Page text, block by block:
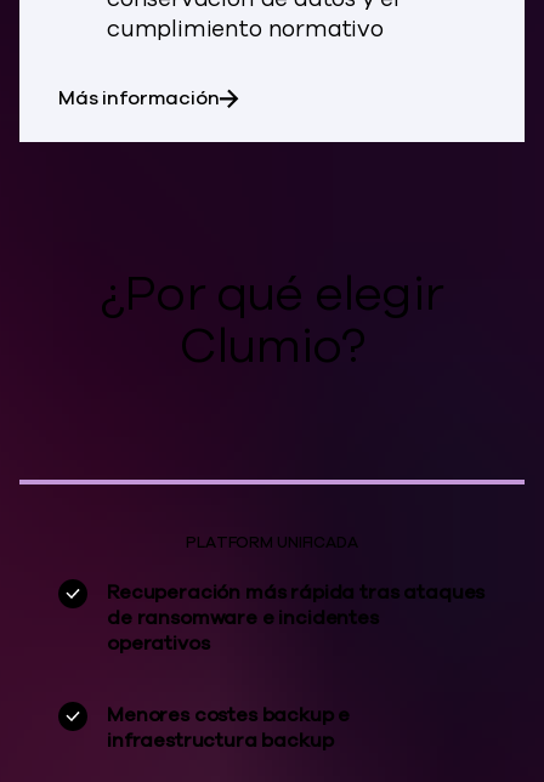
cumplimiento normativo
Más informaciónsobre Educación
¿Por qué elegir
Clumio?
PLATFORM UNIFICADA
Recuperación más rápida tras ataques
de ransomware e incidentes
operativos
Menores costes backup e
infraestructura backup